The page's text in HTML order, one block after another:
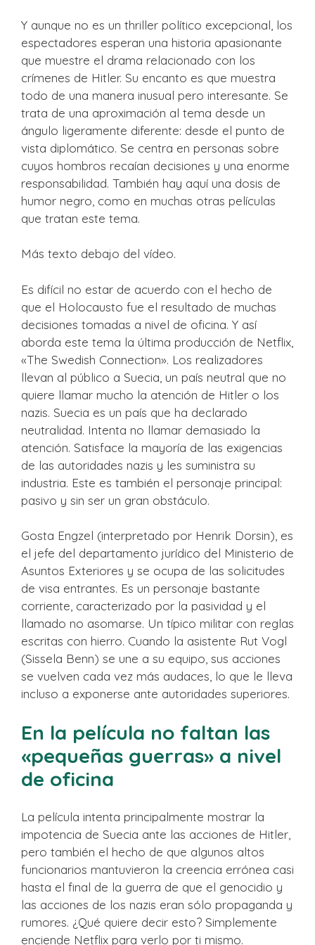
Y aunque no es un thriller político excepcional, los
espectadores esperan una historia apasionante
que muestre el drama relacionado con los
crímenes de Hitler. Su encanto es que muestra
todo de una manera inusual pero interesante. Se
trata de una aproximación al tema desde un
ángulo ligeramente diferente: desde el punto de
vista diplomático. Se centra en personas sobre
cuyos hombros recaían decisiones y una enorme
responsabilidad. También hay aquí una dosis de
humor negro, como en muchas otras películas
que tratan este tema.
Más texto debajo del vídeo.
Es difícil no estar de acuerdo con el hecho de
que el Holocausto fue el resultado de muchas
decisiones tomadas a nivel de oficina. Y así
aborda este tema la última producción de Netflix,
«The Swedish Connection». Los realizadores
llevan al público a Suecia, un país neutral que no
quiere llamar mucho la atención de Hitler o los
nazis. Suecia es un país que ha declarado
neutralidad. Intenta no llamar demasiado la
atención. Satisface la mayoría de las exigencias
de las autoridades nazis y les suministra su
industria. Este es también el personaje principal:
pasivo y sin ser un gran obstáculo.
Gosta Engzel (interpretado por Henrik Dorsin), es
el jefe del departamento jurídico del Ministerio de
Asuntos Exteriores y se ocupa de las solicitudes
de visa entrantes. Es un personaje bastante
corriente, caracterizado por la pasividad y el
llamado no asomarse. Un típico militar con reglas
escritas con hierro. Cuando la asistente Rut Vogl
(Sissela Benn) se une a su equipo, sus acciones
se vuelven cada vez más audaces, lo que le lleva
incluso a exponerse ante autoridades superiores.
En la película no faltan las
«pequeñas guerras» a nivel
de oficina
La película intenta principalmente mostrar la
impotencia de Suecia ante las acciones de Hitler,
pero también el hecho de que algunos altos
funcionarios mantuvieron la creencia errónea casi
hasta el final de la guerra de que el genocidio y
las acciones de los nazis eran sólo propaganda y
rumores. ¿Qué quiere decir esto? Simplemente
enciende Netflix para verlo por ti mismo.